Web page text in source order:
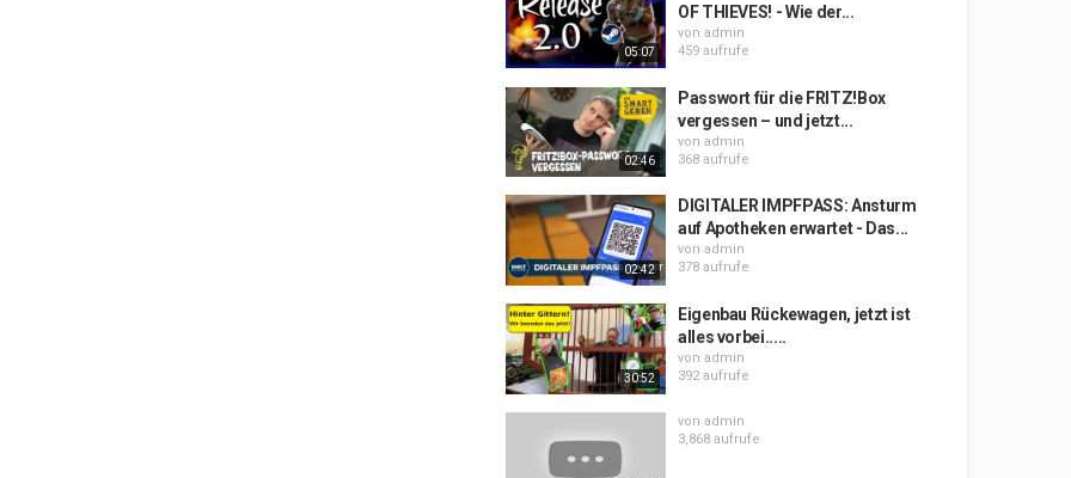
05:07
OF THIEVES! - Wie der...
von admin
459 aufrufe
02:46
Passwort für die FRITZ!Box
vergessen – und jetzt...
von admin
368 aufrufe
02:42
DIGITALER IMPFPASS: Ansturm
auf Apotheken erwartet - Das...
von admin
378 aufrufe
30:52
Eigenbau Rückewagen, jetzt ist
alles vorbei.....
von admin
392 aufrufe
von admin
3,868 aufrufe